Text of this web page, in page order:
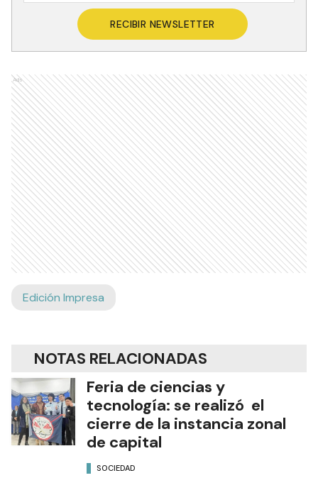
RECIBIR NEWSLETTER
Ads
Edición Impresa
NOTAS RELACIONADAS
Feria de ciencias y
tecnología: se realizó el
cierre de la instancia zonal
de capital
SOCIEDAD